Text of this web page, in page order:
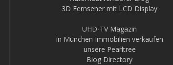
3D Fernseher mit LCD Display
UHD-TV Magazin
in München Immobilien verkaufen
unsere Pearltree
Blog Directory